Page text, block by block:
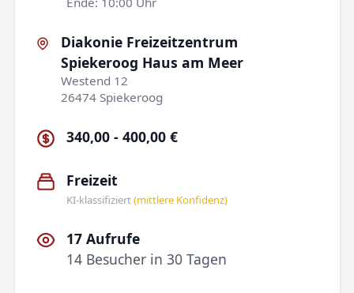
Diakonie Freizeitzentrum
Spiekeroog Haus am Meer
Westend 12
26474 Spiekeroog
340,00 - 400,00 €
Freizeit
KI-klassifiziert(mittlere Konfidenz)
17 Aufrufe
14 Besucher in 30 Tagen